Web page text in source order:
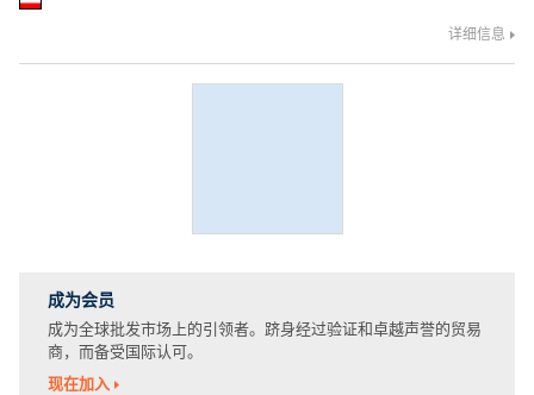
详细信息
成为会员
成为全球批发市场上的引领者。跻身经过验证和卓越声誉的贸易
商，而备受国际认可。
现在加入